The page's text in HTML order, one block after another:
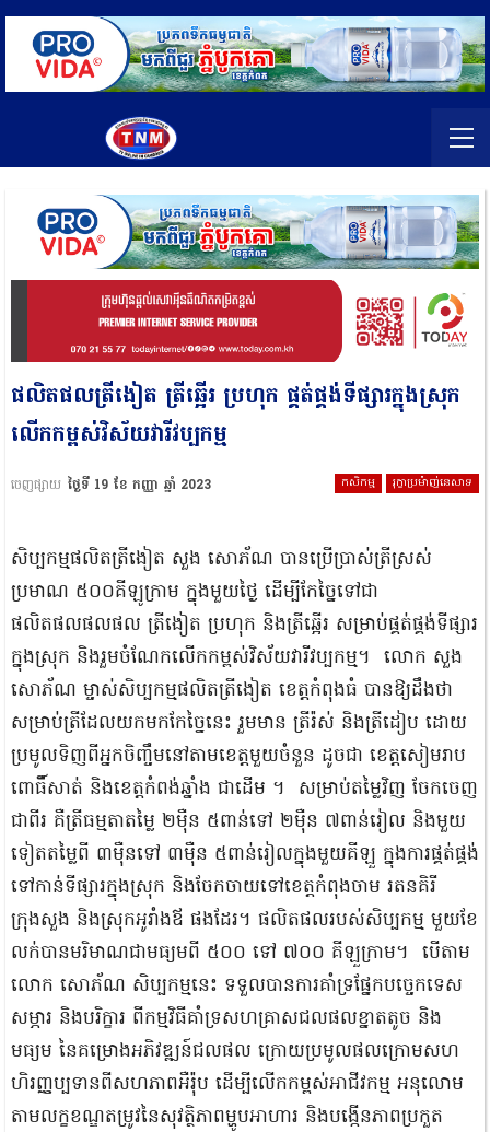
ផលិតផលត្រីងៀត ត្រីឆ្អើរ ប្រហុក ផ្គត់ផ្គង់ទីផ្សារក្នុងស្រុក
លើកកម្ពស់វិស័យវារីវប្បកម្ម
កសិកម្ម រុក្ខាប្រម៉ាញ់នេសាទ
ចេញផ្សាយ ថ្ងៃទី 19 ខែ កញ្ញា ឆ្នាំ 2023
សិប្បកម្មផលិតត្រីងៀត សួង សោភ័ណ បានប្រើប្រាស់ត្រីស្រស់
ប្រមាណ ៥០០គីឡូក្រាម ក្នុងមួយថ្ងៃ ដើម្បីកែច្នៃទៅជា
ផលិតផលផលផល ត្រីងៀត ប្រហុក និងត្រីឆ្អើរ សម្រាប់ផ្គត់ផ្គង់ទីផ្សារ
ក្នុងស្រុក និងរួមចំណែកលើកកម្ពស់វិស័យវារីវប្បកម្ម។ លោក សួង
សោភ័ណ ម្ចាស់សិប្បកម្មផលិតត្រីងៀត ខេត្តកំពុងធំ បានឱ្យដឹងថា
សម្រាប់ត្រីដែលយកមក​កែច្នៃនេះ រួមមាន ត្រីរ៉ស់ និងត្រីដៀប ដោយ
ប្រមូលទិញពីអ្នកចិញ្ចឹមនៅតាមខេត្តមួយចំនួន ដូចជា ខេត្តសៀមរាប ​​
ពោធិ៍សាត់ និងខេត្តកំពង់ឆ្នាំង ជាដើម ។ សម្រាប់តម្លៃវិញ ចែកចេញ
ជាពីរ គឺត្រីធម្មតាតម្លៃ ២ម៉ឺន ៥ពាន់ទៅ ២​ម៉ឺន ៧ពាន់រៀល និងមួយ
ទៀតតម្លៃពី ៣ម៉ឺនទៅ ៣​ម៉ឺន ៥ពាន់រៀលក្នុងមួយគីឡួ ក្នុងការផ្គត់ផ្គង់
ទៅកាន់ទីផ្សារក្នុងស្រុក និងចែកចាយទៅខេត្តកំពុងចាម រតនគិរី
ក្រុងសួង និងស្រុកអូរាំងឪ ផងដែរ។ ផលិតផលរបស់សិប្បកម្ម មួយខែ
លក់បានមរិមាណជាមធ្យមពី ៥០០ ទៅ ៧០០ គីឡួក្រាម។ បើតាម
លោក សោភ័ណ សិប្ប​កម្មនេះ ទទួលបាន​ការគាំទ្រ​ផ្នែក​បច្ចេកទេស
សម្ភារ និង​បរិក្ខារ ពី​កម្មវិធី​គាំទ្រ​សហគ្រាស​ជលផល​ខ្នាតតូច និង​
មធ្យម នៃ​គម្រោង​អភិវឌ្ឍន៍​ជលផល ​ក្រោយ​ប្រមូល​ផល​ក្រោម​សហ​
ហិរញ្ញប្បទាន​ពី​សហភាព​អឺរ៉ុប ដើម្បី​លើកកម្ពស់​អាជីវកម្ម អនុលោម​
តាម​លក្ខខណ្ឌ​តម្រូវ​នៃ​សុវត្ថិភាព​ម្ហូបអាហារ និង​បង្កើន​ភាព​ប្រកួត